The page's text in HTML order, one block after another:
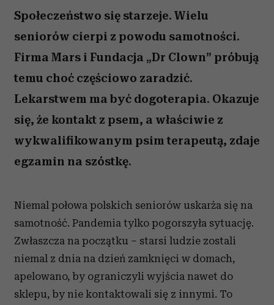
Społeczeństwo się starzeje. Wielu
seniorów cierpi z powodu samotności.
Firma Mars i Fundacja „Dr Clown” próbują
temu choć częściowo zaradzić.
Lekarstwem ma być dogoterapia. Okazuje
się, że kontakt z psem, a właściwie z
wykwalifikowanym psim terapeutą, zdaje
egzamin na szóstkę.
Niemal połowa polskich seniorów uskarża się na
samotność. Pandemia tylko pogorszyła sytuację.
Zwłaszcza na początku – starsi ludzie zostali
niemal z dnia na dzień zamknięci w domach,
apelowano, by ograniczyli wyjścia nawet do
sklepu, by nie kontaktowali się z innymi. To